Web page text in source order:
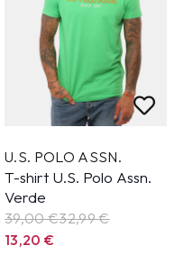
U.S. POLO ASSN.
T-shirt U.S. Polo Assn.
Verde
39,00 €32,99€
13,20€